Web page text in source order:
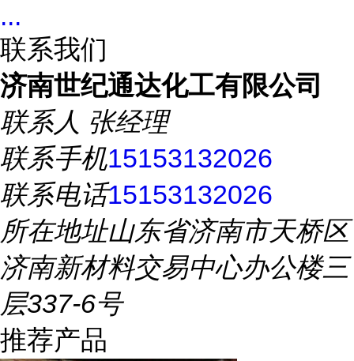
...
联系我们
济南世纪通达化工有限公司
联系人 张经理
联系手机15153132026
联系电话15153132026
所在地址山东省济南市天桥区
济南新材料交易中心办公楼三
层337-6号
推荐产品